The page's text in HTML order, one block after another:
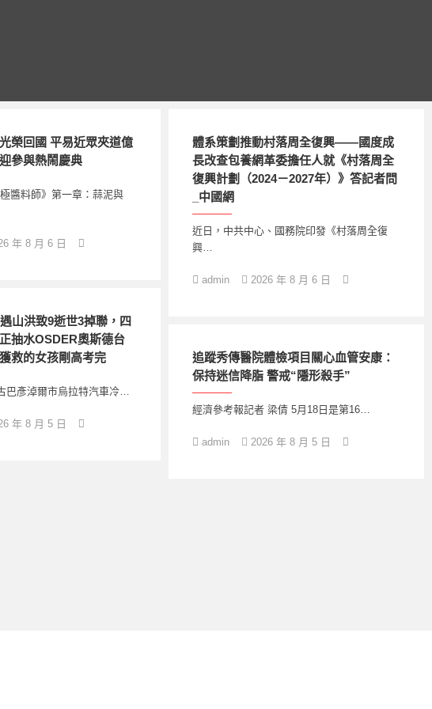
榮回國 平易近眾夾道億
參與熱鬧慶典
極醬料師》第一章：蒜泥與
年 8 月 6 日
體系策劃推動村落周全復興——國度成
長改查包養網革委擔任人就《村落周全
復興計劃（2024－2027年）》答記者問
_中國網
近日，中共中心、國務院印發《村落周全復
興…
admin 2026 年 8 月 6 日
山洪致9逝世3掉聯，四
抽水OSDER奧斯德台
救的女孩剛高考完
巴彥淖爾市烏拉特汽車冷…
年 8 月 5 日
追蹤秀傳醫院體檢項目關心血管安康：
保持迷信降脂 警戒“隱形殺手”
經濟參考報記者 梁倩 5月18日是第16…
admin 2026 年 8 月 5 日